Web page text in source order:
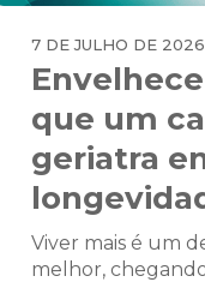
7 DE JULHO DE 2026
que um
geriatra
Viver mais é um
melhor,